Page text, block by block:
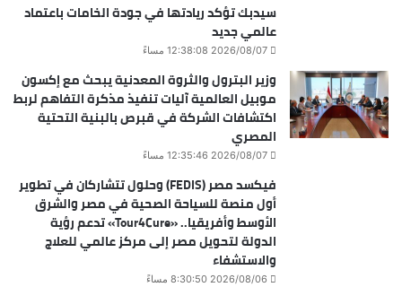
سيدبك تؤكد ريادتها في جودة الخامات باعتماد
عالمي جديد
2026/08/07 12:38:08 مساءً
وزير البترول والثروة المعدنية يبحث مع إكسون
موبيل العالمية آليات تنفيذ مذكرة التفاهم لربط
اكتشافات الشركة في قبرص بالبنية التحتية
المصري
2026/08/07 12:35:46 مساءً
فيكسد مصر (FEDIS) وحلول تتشاركان في تطوير
أول منصة للسياحة الصحية في مصر والشرق
الأوسط وأفريقيا.. «Tour4Cure» تدعم رؤية
الدولة لتحويل مصر إلى مركز عالمي للعلاج
والاستشفاء
2026/08/06 8:30:50 مساءً